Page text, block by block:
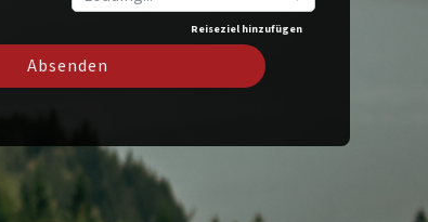
Reiseziel hinzufügen
Absenden